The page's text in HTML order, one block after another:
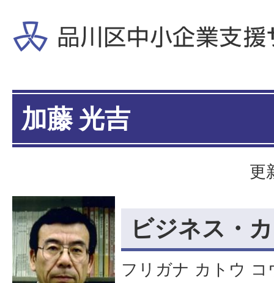
加藤 光吉
更
ビジネス・
フリガナ カトウ コ